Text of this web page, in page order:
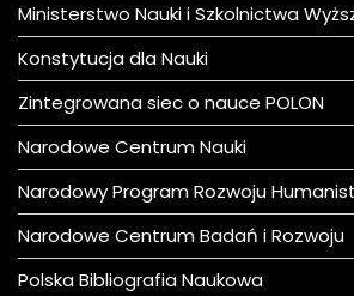
Ministerstwo Nauki i Szkolnictwa
Konstytucja dla Nauki
Zintegrowana siec o nauce POLON
Narodowe Centrum Nauki
Narodowy Program Rozwoju
Narodowe Centrum Badań i Rozwoju
Polska Bibliografia Naukowa